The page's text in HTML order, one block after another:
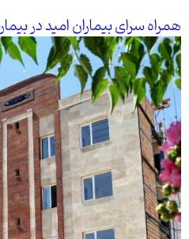
همراه سرای بیماران امید در